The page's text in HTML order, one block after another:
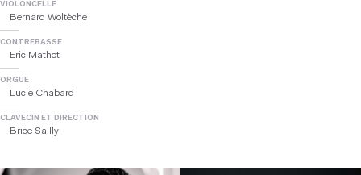
VIOLONCELLE
Bernard Woltèche
CONTREBASSE
Eric Mathot
ORGUE
Lucie Chabard
CLAVECIN ET DIRECTION
Brice Sailly